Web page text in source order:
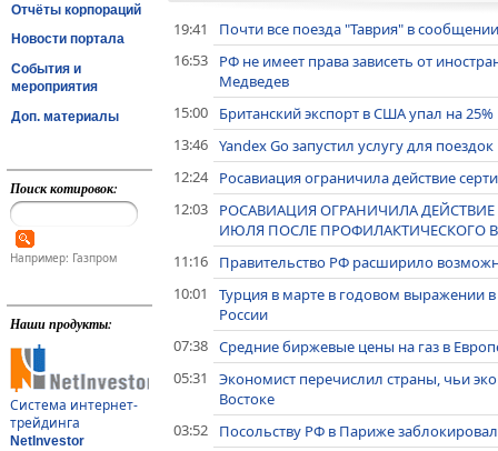
Отчёты корпораций
Новости портала
События и
мероприятия
Доп. материалы
Поиск котировок:
Например: Газпром
Наши продукты:
Система интернет-
трейдинга
NetInvestor
19:41
Почти все поезда "Таврия" в
16:53
РФ не имеет права зависеть от
Медведев
15:00
Британский экспорт в США упал на
13:46 Yandex Go запустил услугу для
12:24
Росавиация ограничила действие
12:03
РОСАВИАЦИЯ ОГРАНИЧИЛА ДЕЙСТВИЕ
ИЮЛЯ ПОСЛЕ ПРОФИЛАКТИЧЕСКОГО
11:16
Правительство РФ расширило
10:01
Турция в марте в годовом выражении
России
07:38 Средние биржевые цены на газ в
05:31
Экономист перечислил страны, чьи
Востоке
03:52
Посольству РФ в Париже